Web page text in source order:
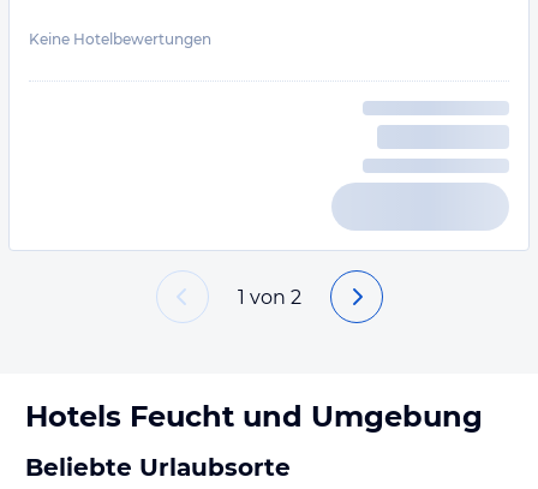
Keine Hotelbewertungen
1 von 2
Hotels Feucht und Umgebung
Beliebte Urlaubsorte